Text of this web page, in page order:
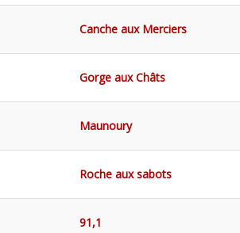
Canche aux Merciers
Gorge aux Châts
Maunoury
Roche aux sabots
91,1